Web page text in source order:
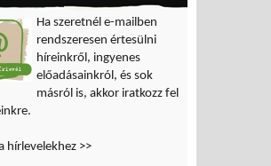
Ha szeretnél e-mailben
rendszeresen értesülni
híreinkről, ingyenes
előadásainkról, és sok
másról is, akkor iratkozz fel
hírlevelekhez >>